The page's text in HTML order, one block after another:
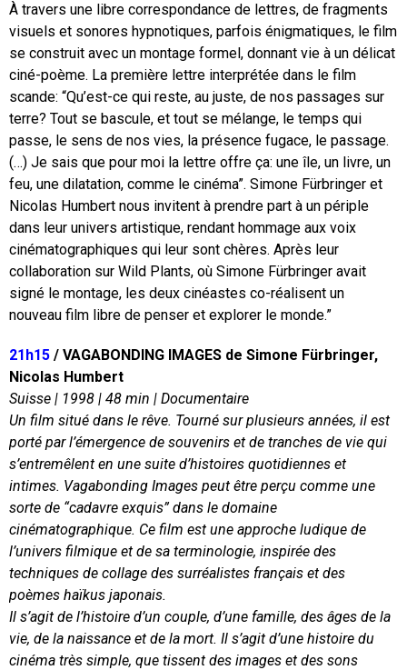
À travers une libre correspondance de lettres, de fragments
visuels et sonores hypnotiques, parfois énigmatiques, le film
se construit avec un montage formel, donnant vie à un délicat
ciné-poème. La première lettre interprétée dans le film
scande: “Qu’est-ce qui reste, au juste, de nos passages sur
terre? Tout se bascule, et tout se mélange, le temps qui
passe, le sens de nos vies, la présence fugace, le passage.
(…) Je sais que pour moi la lettre offre ça: une île, un livre, un
feu, une dilatation, comme le cinéma”. Simone Fürbringer et
Nicolas Humbert nous invitent à prendre part à un périple
dans leur univers artistique, rendant hommage aux voix
cinématographiques qui leur sont chères. Après leur
collaboration sur Wild Plants, où Simone Fürbringer avait
signé le montage, les deux cinéastes co-réalisent un
nouveau film libre de penser et explorer le monde.”
21h15 / VAGABONDING IMAGES de Simone Fürbringer,
Nicolas Humbert
Suisse | 1998 | 48 min | Documentaire
Un film situé dans le rêve. Tourné sur plusieurs années, il est
porté par l’émergence de souvenirs et de tranches de vie qui
s’entremêlent en une suite d’histoires quotidiennes et
intimes. Vagabonding Images peut être perçu comme une
sorte de “cadavre exquis” dans le domaine
cinématographique. Ce film est une approche ludique de
l’univers filmique et de sa terminologie, inspirée des
techniques de collage des surréalistes français et des
poèmes haïkus japonais.
Il s’agit de l’histoire d’un couple, d’une famille, des âges de la
vie, de la naissance et de la mort. Il s’agit d’une histoire du
cinéma très simple, que tissent des images et des sons